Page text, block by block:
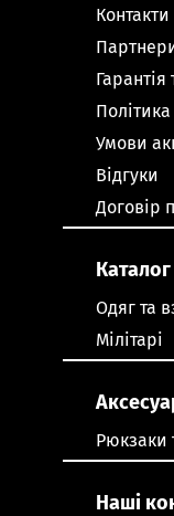
Контакти
Умови
Відгуки
Договір
Каталог
Одяг та
Мілітарі
Рюкзаки
Наші